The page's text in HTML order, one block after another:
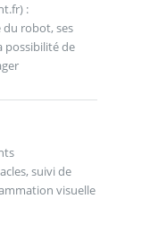
:
robot, ses
possibilité de
suivi de
visuelle